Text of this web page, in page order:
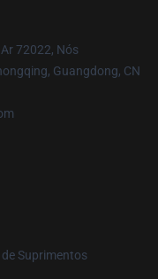
72022, Nós
Guangdong, CN
de Suprimentos